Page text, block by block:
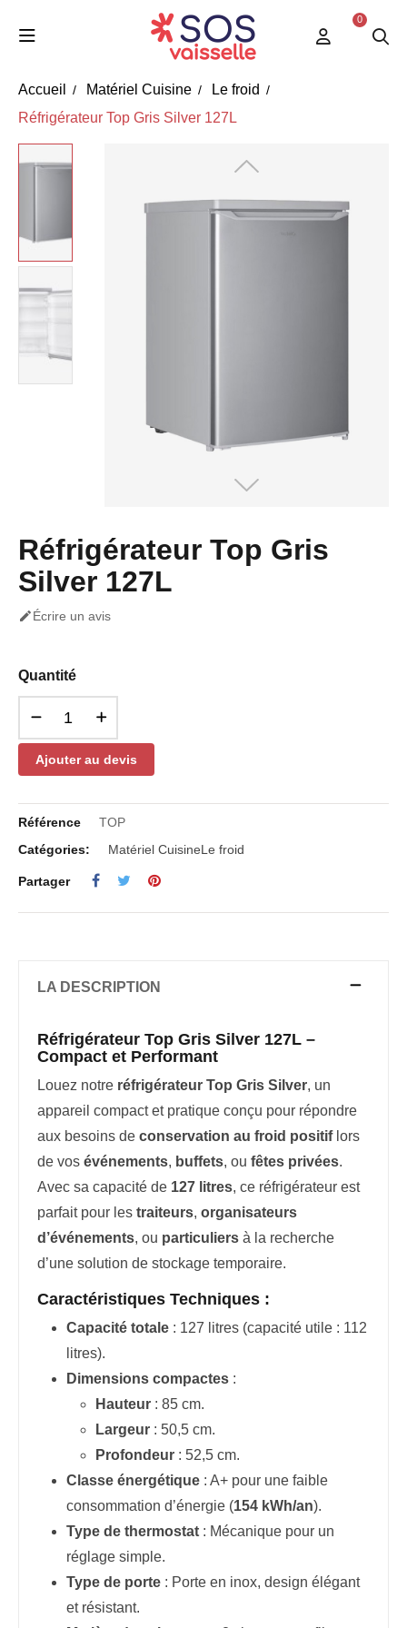
0
Accueil Matériel Cuisine
Le froid
Réfrigérateur Top Gris Silver 127L
Réfrigérateur Top Gris
Silver 127L
Écrire un avis
Quantité
Ajouter au devis
Référence
TOP
Catégories:
Matériel CuisineLe froid
Partager
LA DESCRIPTION
Réfrigérateur Top Gris Silver 127L –
Compact et Performant
Louez notre réfrigérateur Top Gris Silver, un
appareil compact et pratique conçu pour répondre
aux besoins de conservation au froid positiflors
de vos événements, buffets, ou fêtes privées.
Avec sa capacité de 127 litres, ce réfrigérateur est
parfait pour les traiteurs, organisateurs
d’événements, ou particuliers à la recherche
d’une solution de stockage temporaire.
Caractéristiques Techniques :
Capacité totale : 127 litres (capacité utile : 112
litres).
Dimensions compactes :
Hauteur : 85 cm.
Largeur : 50,5 cm.
Profondeur : 52,5 cm.
Classe énergétique : A+ pour une faible
consommation d’énergie (154 kWh/an).
Type de thermostat : Mécanique pour un
réglage simple.
Type de porte : Porte en inox, design élégant
et résistant.